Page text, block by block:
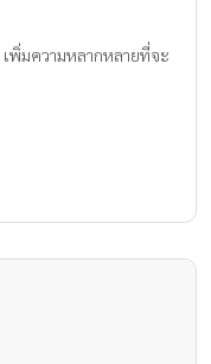
พิ่มความหลากหลายที่จะ